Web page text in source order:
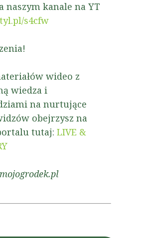
naszym kanale na YT
s4cfw
wideo z
wiedza i
na nurtujące
obejrzysz na
tutaj: LIVE &